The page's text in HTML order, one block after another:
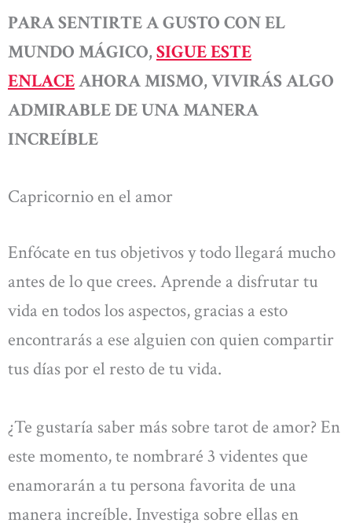
PARA SENTIRTE A GUSTO CON EL
MUNDO MÁGICO,SIGUE ESTE
ENLACEAHORA MISMO,VIVIRÁS ALGO
ADMIRABLE DE UNA MANERA
INCREÍBLE
Capricornio en el amor
Enfócate en tus objetivos y todo llegará mucho
antes de lo que crees. Aprende a disfrutar tu
vida en todos los aspectos, gracias a esto
encontrarás a ese alguien con quien compartir
tus días por el resto de tu vida.
¿Te gustaría saber más sobre tarot de amor? En
este momento, te nombraré 3 videntes que
enamorarán a tu persona favorita de una
manera increíble. Investiga sobre ellas en